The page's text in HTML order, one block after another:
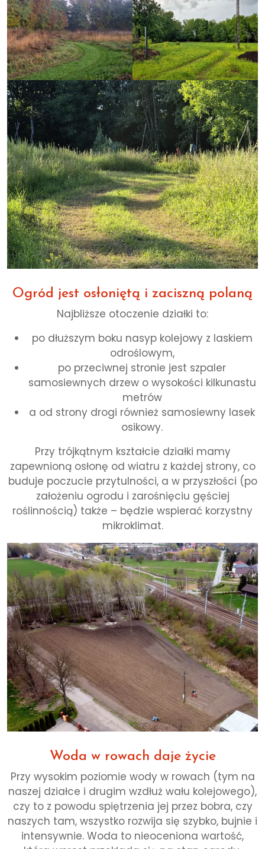
Ogród jest osłoniętą i zaciszną polaną
Najbliższe otoczenie działki to:
po dłuższym boku nasyp kolejowy z laskiem
odroślowym,
po przeciwnej stronie jest szpaler
samosiewnych drzew o wysokości kilkunastu
metrów
a od strony drogi również samosiewny lasek
osikowy.
Przy trójkątnym kształcie działki mamy
zapewnioną osłonę od wiatru z każdej strony, co
buduje poczucie przytulności, a w przyszłości (po
założeniu ogrodu i zarośnięciu gęściej
roślinnością) także – będzie wspierać korzystny
mikroklimat.
Woda w rowach daje życie
Przy wysokim poziomie wody w rowach (tym na
naszej działce i drugim wzdłuż wału kolejowego),
czy to z powodu spiętrzenia jej przez bobra, czy
naszych tam, wszystko rozwija się szybko, bujnie i
intensywnie. Woda to nieoceniona wartość,